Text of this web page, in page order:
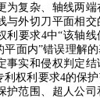
为复杂、轴线两
与外切刀平面相
利要求4中“该轴线
平面内”错误理解
事实和侵权判定
利权利要求4的保
护范围、超人公